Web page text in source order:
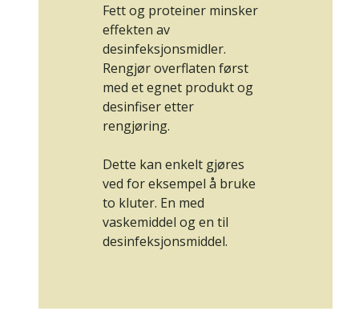
Fett og proteiner minsker
effekten av
desinfeksjonsmidler.
Rengjør overflaten først
med et egnet produkt og
desinfiser etter
rengjøring.
Dette kan enkelt gjøres
ved for eksempel å bruke
to kluter. En med
vaskemiddel og en til
desinfeksjonsmiddel.